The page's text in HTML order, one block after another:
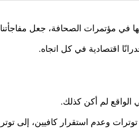
في مؤتمرات الصحافة، جعل مفاجأتنا
اقتصادية في كل اتجاه.
الواقع لم أكن كذلك.
وعدم استقرار كافيين، إلى توتر